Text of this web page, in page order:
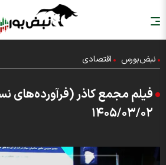
نبض‌بورس اقتصادی
فیلم مجمع کاذر (فرآورده‌های
۱۴۰۵/۰۳/۰۲